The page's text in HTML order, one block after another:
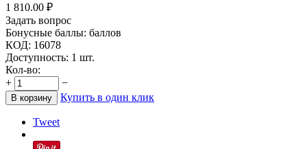
1 810.00 ₽
Задать вопрос
Бонусные баллы: баллов
КОД: 16078
Доступность: 1 шт.
Кол-во:
+
−
В корзину Купить в один клик
Tweet